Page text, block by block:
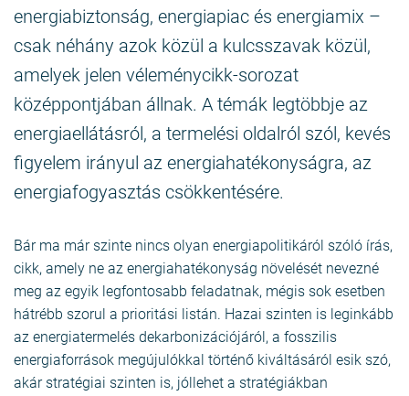
energiabiztonság, energiapiac és energiamix –
csak néhány azok közül a kulcsszavak közül,
amelyek jelen véleménycikk-sorozat
középpontjában állnak. A témák legtöbbje az
energiaellátásról, a termelési oldalról szól, kevés
figyelem irányul az energiahatékonyságra, az
energiafogyasztás csökkentésére.
Bár ma már szinte nincs olyan energiapolitikáról szóló írás,
cikk, amely ne az energiahatékonyság növelését nevezné
meg az egyik legfontosabb feladatnak, mégis sok esetben
hátrébb szorul a prioritási listán. Hazai szinten is leginkább
az energiatermelés dekarbonizációjáról, a fosszilis
energiaforrások megújulókkal történő kiváltásáról esik szó,
akár stratégiai szinten is, jóllehet a stratégiákban